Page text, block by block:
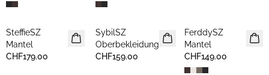
NEUHEIT
SteffieSZ
Mantel
CHF179.00
NEUHEIT
SybilSZ
Oberbekleidung
CHF159.00
NEUHEIT
FerddySZ
Mantel
CHF149.00